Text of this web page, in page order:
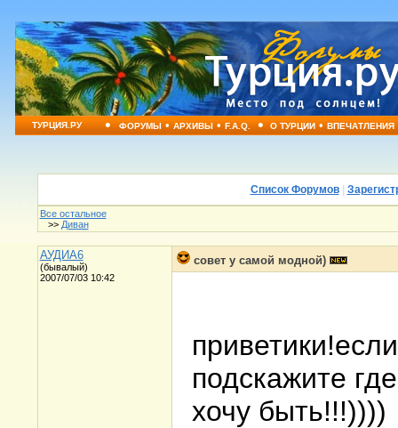
ТУРЦИЯ.РУ • ФОРУМЫ•АРХИВЫ•F.A.Q. • О ТУРЦИИ•ВПЕЧАТЛЕНИЯ
Список Форумов|
Все остальное
>> Диван
АУДИА6
(бывалый)
2007/07/03 10:42
совет у самой модной)
подскажите
хочу быть!!!))))